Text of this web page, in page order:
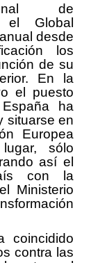
de
el Global
desde
los
de su
En la
el puesto
ha
situarse en
Europea
sólo
así el
con la
Ministerio
coincidido
contra las